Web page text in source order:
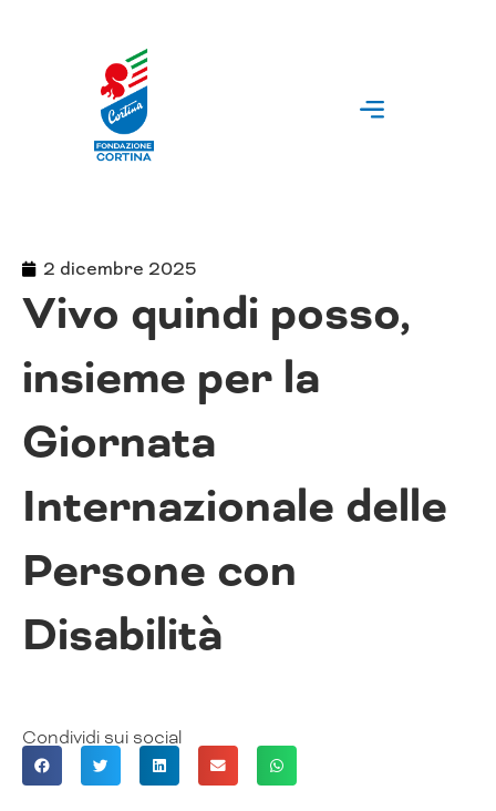
2 dicembre 2025
Vivo quindi posso,
insieme per la
Giornata
Internazionale delle
Persone con
Disabilità
Condividi sui social